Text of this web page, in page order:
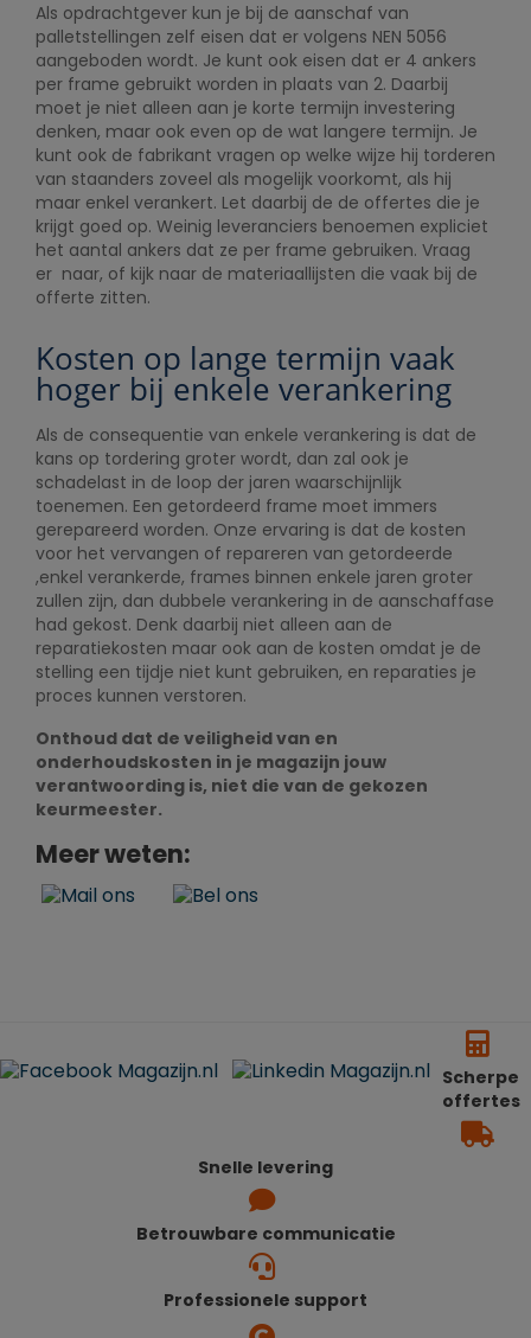
Als opdrachtgever kun je bij de aanschaf van
palletstellingen zelf eisen dat er volgens NEN 5056
aangeboden wordt. Je kunt ook eisen dat er 4 ankers
per frame gebruikt worden in plaats van 2. Daarbij
moet je niet alleen aan je korte termijn investering
denken, maar ook even op de wat langere termijn. Je
kunt ook de fabrikant vragen op welke wijze hij torderen
van staanders zoveel als mogelijk voorkomt, als hij
maar enkel verankert. Let daarbij de de offertes die je
krijgt goed op. Weinig leveranciers benoemen expliciet
het aantal ankers dat ze per frame gebruiken. Vraag
er naar, of kijk naar de materiaallijsten die vaak bij de
offerte zitten.
Kosten op lange termijn vaak
hoger bij enkele verankering
Als de consequentie van enkele verankering is dat de
kans op tordering groter wordt, dan zal ook je
schadelast in de loop der jaren waarschijnlijk
toenemen. Een getordeerd frame moet immers
gerepareerd worden. Onze ervaring is dat de kosten
voor het vervangen of repareren van getordeerde
,enkel verankerde, frames binnen enkele jaren groter
zullen zijn, dan dubbele verankering in de aanschaffase
had gekost. Denk daarbij niet alleen aan de
reparatiekosten maar ook aan de kosten omdat je de
stelling een tijdje niet kunt gebruiken, en reparaties je
proces kunnen verstoren.
Onthoud dat de veiligheid van en
onderhoudskosten in je magazijn jouw
verantwoording is, niet die van de gekozen
keurmeester.
Meer weten:
Scherpe
offertes
Snelle levering
Betrouwbare communicatie
Professionele support